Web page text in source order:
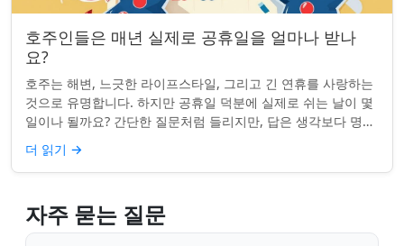
호주인들은 매년 실제로 공휴일을 얼마나 받나
요?
호주는 해변, 느긋한 라이프스타일, 그리고 긴 연휴를 사랑하는
것으로 유명합니다. 하지만 공휴일 덕분에 실제로 쉬는 날이 몇
일이나 될까요? 간단한 질문처럼 들리지만, 답은 생각보다 명확
하지 않을 수 있습니다. 거주...
더 읽기 →
자주 묻는 질문